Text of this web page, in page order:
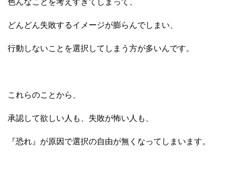
色んなことを考えすぎてしまって、
どんどん失敗するイメージが膨らんでしまい、
行動しないことを選択してしまう方が多いんです。
これらのことから、
承認して欲しい人も、失敗が怖い人も、
『恐れ』が原因で選択の自由が無くなってしまいます。